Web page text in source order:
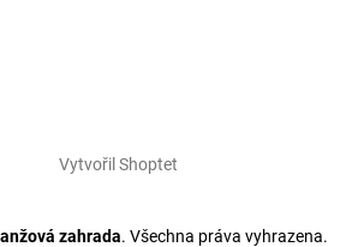
Vytvořil Shoptet
zahrada. Všechna práva vyhrazena.